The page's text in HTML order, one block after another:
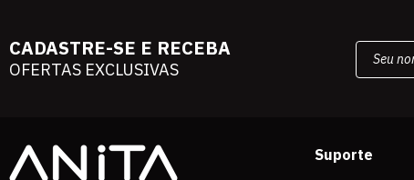
CADASTRE-SE E RECEBA
OFERTAS EXCLUSIVAS
Suporte